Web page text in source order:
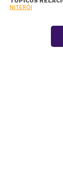
NITERÓI